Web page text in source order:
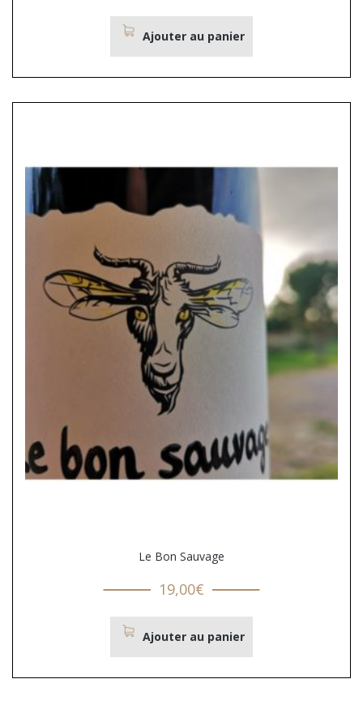
Ajouter au panier
Le Bon Sauvage
19,00€
Ajouter au panier